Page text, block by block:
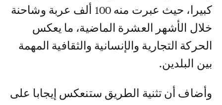
كبيرا، حيث عبرت منه 100 ألف عربة وشاحنة
خلال الأشهر العشرة الماضية، ما يعكس
الحركة التجارية والإنسانية والثقافية المهمة
بين البلدين.
وأضاف أن تثنية الطريق ستنعكس إيجابا على